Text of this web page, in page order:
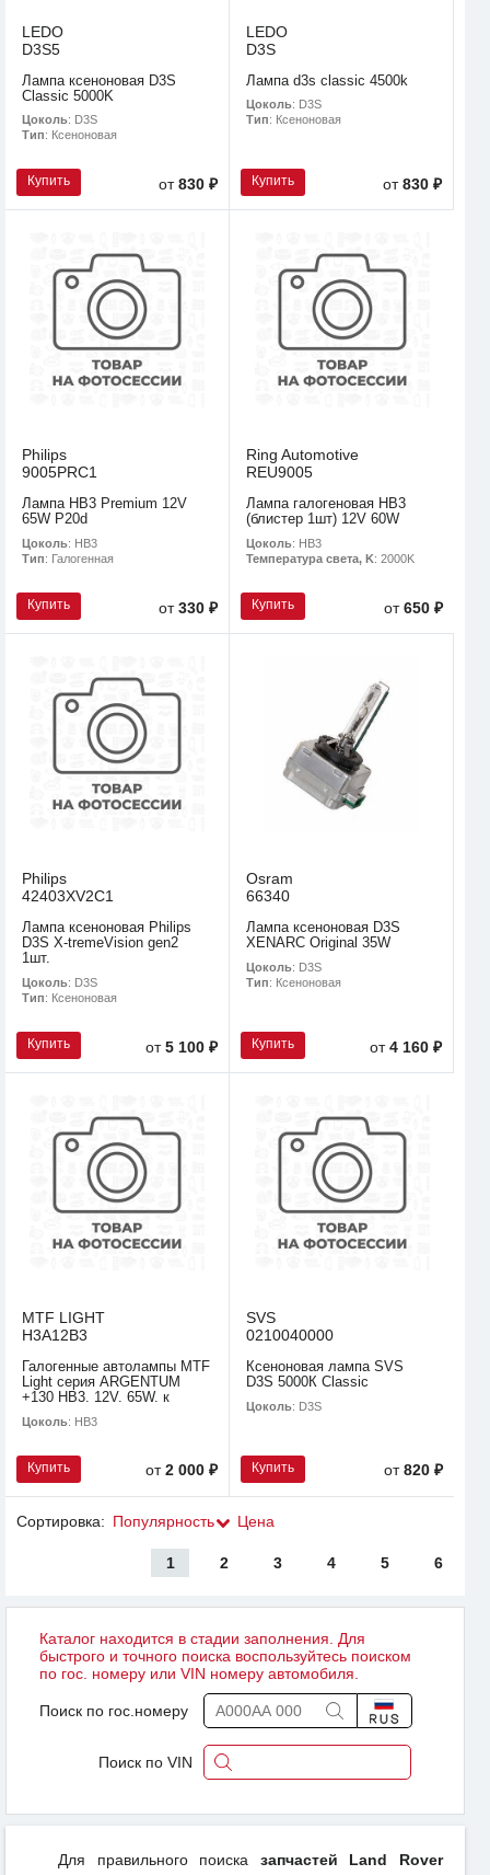
LEDO
D3S5
Лампа ксеноновая D3S
Classic 5000K
Цоколь: D3S
Тип: Ксеноновая
Купить от830 ₽
LEDO
D3S
Лампа d3s classic 4500k
Цоколь: D3S
Тип: Ксеноновая
Купить от830 ₽
Philips
9005PRC1
Лампа HB3 Premium 12V
65W P20d
Цоколь: HB3
Тип: Галогенная
Купить от330 ₽
Ring Automotive
REU9005
Лампа галогеновая HB3
(блистер 1шт) 12V 60W
Цоколь: HB3
Температура света, K: 2000K
Купить от650 ₽
Philips
42403XV2C1
Лампа ксеноновая Philips
D3S X-tremeVision gen2
1шт.
Цоколь: D3S
Тип: Ксеноновая
Купить от5 100 ₽
Osram
66340
Лампа ксеноновая D3S
XENARC Original 35W
Цоколь: D3S
Тип: Ксеноновая
Купить от4 160 ₽
MTF LIGHT
H3A12B3
Галогенные автолампы MTF
Light серия ARGENTUM
+130 HB3. 12V. 65W. к
Цоколь: HB3
Купить от2 000 ₽
SVS
0210040000
Ксеноновая лампа SVS
D3S 5000К Classic
Цоколь: D3S
Купить от820 ₽
Сортировка: Популярность Цена
1 2 3 4 5 6
Каталог находится в стадии заполнения. Для
быстрого и точного поиска воспользуйтесь поиском
по гос. номеру или VIN номеру автомобиля.
Поиск по гос.номеру
Поиск по VIN
Для правильного поиска запчастей Land Rover